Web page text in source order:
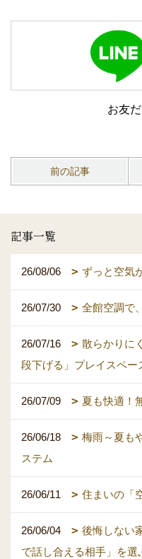
お友
前の記事
記事一覧
26/08/06 ずっと空気
26/07/30 全館空調で
26/07/16
散らかりに
段下げる」プレイスペー
26/07/09 夏も快適！
26/06/18
梅雨～夏も
ステム
26/06/11 住まいの「
26/06/04
後悔しない
で話し合える相手」を選